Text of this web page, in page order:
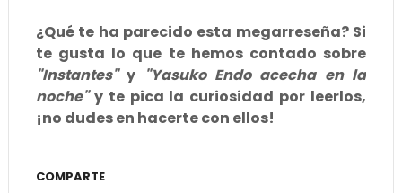
¿Qué te ha parecido esta megarreseña? Si
te gusta lo que te hemos contado sobre
"Instantes"y "Yasuko Endo acecha en la
noche"y te pica la curiosidad por leerlos,
¡no dudes en hacerte con ellos!
COMPARTE